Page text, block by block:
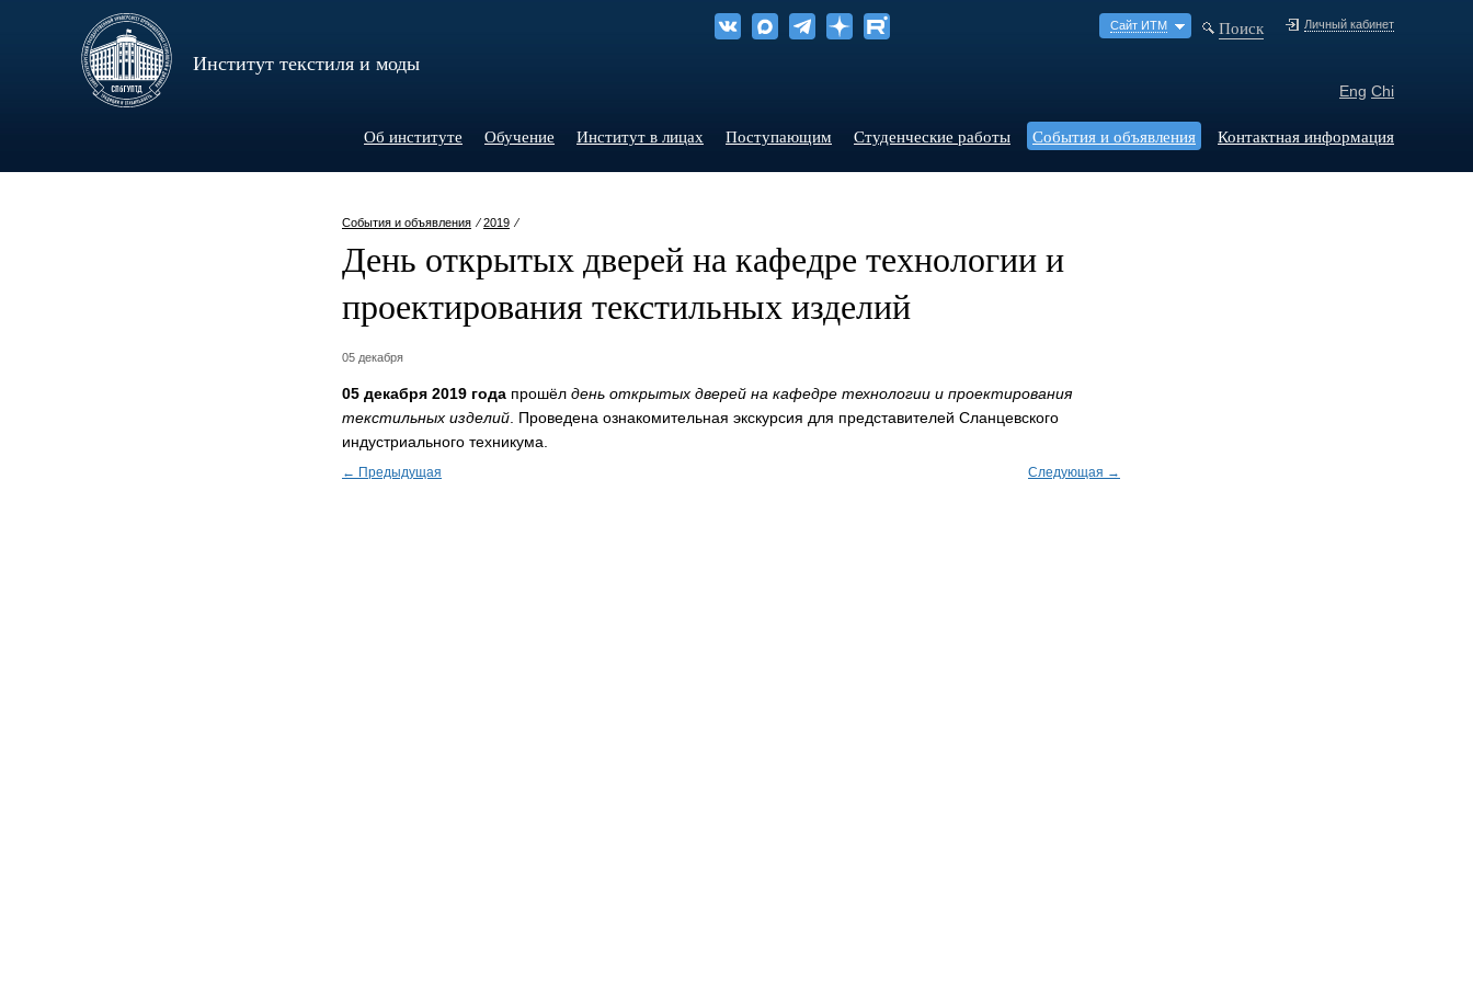
Институт текстиля и моды
Личный кабинет
Поиск
Сайт ИТМ
Eng Chi
Об институте Обучение Институт в лицах Поступающим Студенческие работы События и объявления Контактная информация
События и объявления ⁄2019 ⁄
День открытых дверей на кафедре технологии и
проектирования текстильных изделий
05 декабря
05 декабря 2019 года прошёл день открытых дверей на кафедре технологии и проектирования
текстильных изделий . Проведена ознакомительная экскурсия для представителей Сланцевского
индустриального техникума.
← Предыдущая Следующая →